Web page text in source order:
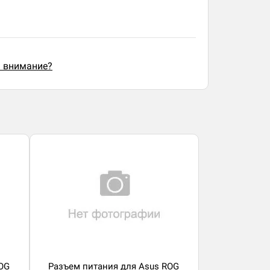
внимание?
Разъем питания для Asus ROG